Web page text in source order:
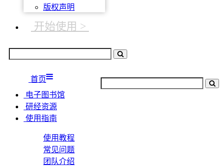
版权声明
开始使用 >
首页
电子图书馆
研经资源
使用指南
使用教程
常见问题
团队介绍